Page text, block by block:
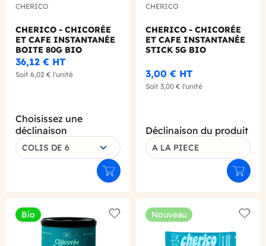
CHERICO
CHERICO - CHICORÉE
ET CAFE INSTANTANÉE
BOITE 80G BIO
36,12 € HT
Soit 6,02 € l'unité
Choisissez une
déclinaison
COLIS DE 6
Ajouter au panier
CHERICO
CHERICO - CHICORÉE
ET CAFE INSTANTANÉE
STICK 5G BIO
3,00 € HT
Soit 3,00 € l'unité
Déclinaison du produit
A LA PIECE
Bio
Add to wishlist
Nouveau